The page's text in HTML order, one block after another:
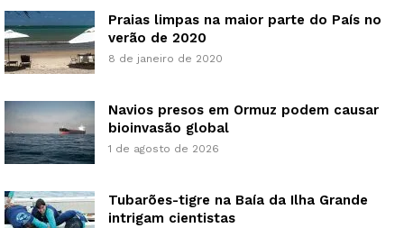
Praias limpas na maior parte do País no
verão de 2020
8 de janeiro de 2020
Navios presos em Ormuz podem causar
bioinvasão global
1 de agosto de 2026
Tubarões-tigre na Baía da Ilha Grande
intrigam cientistas